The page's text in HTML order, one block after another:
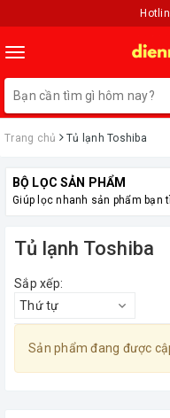
Toggle
navigation
Trang chủ Tủ lạnh Toshiba
BỘ LỌC SẢN PHẨM
Giúp lọc nhanh sản phẩm bạn
Tủ lạnh Toshiba
Sắp xếp:
Thứ tự
Sản phẩm đang được